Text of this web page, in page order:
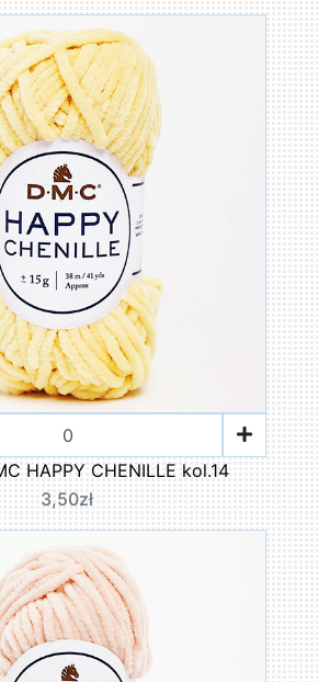
HAPPY CHENILLE kol.14
3,50zł